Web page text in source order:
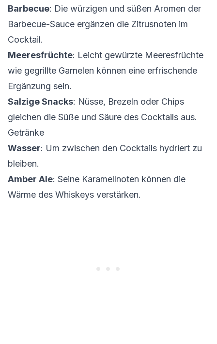
Barbecue: Die würzigen und süßen Aromen der
Barbecue-Sauce ergänzen die Zitrusnoten im
Cocktail.
Meeresfrüchte: Leicht gewürzte Meeresfrüchte
wie gegrillte Garnelen können eine erfrischende
Ergänzung sein.
Salzige Snacks: Nüsse, Brezeln oder Chips
gleichen die Süße und Säure des Cocktails aus.
Getränke
Wasser: Um zwischen den Cocktails hydriert zu
bleiben.
Amber Ale: Seine Karamellnoten können die
Wärme des Whiskeys verstärken.